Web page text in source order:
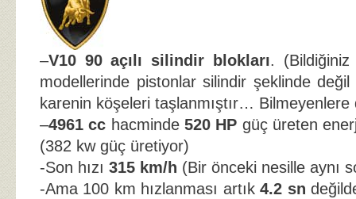
–V10 90 açılı silindir blokları. (Bildiğiniz
modellerinde pistonlar silindir şeklinde
karenin köşeleri taşlanmıştır… Bilmeyenlere
–4961 cc hacminde520 HP güç üreten
(382 kw güç üretiyor)
-Son hızı 315 km/h (Bir önceki nesille aynı
-Ama 100 km hızlanması artık4.2 sn